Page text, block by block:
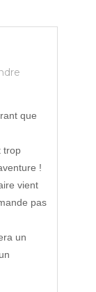
que
trop
!
vient
pas
un